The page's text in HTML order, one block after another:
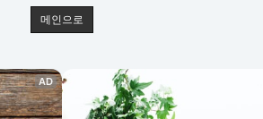
메인으로